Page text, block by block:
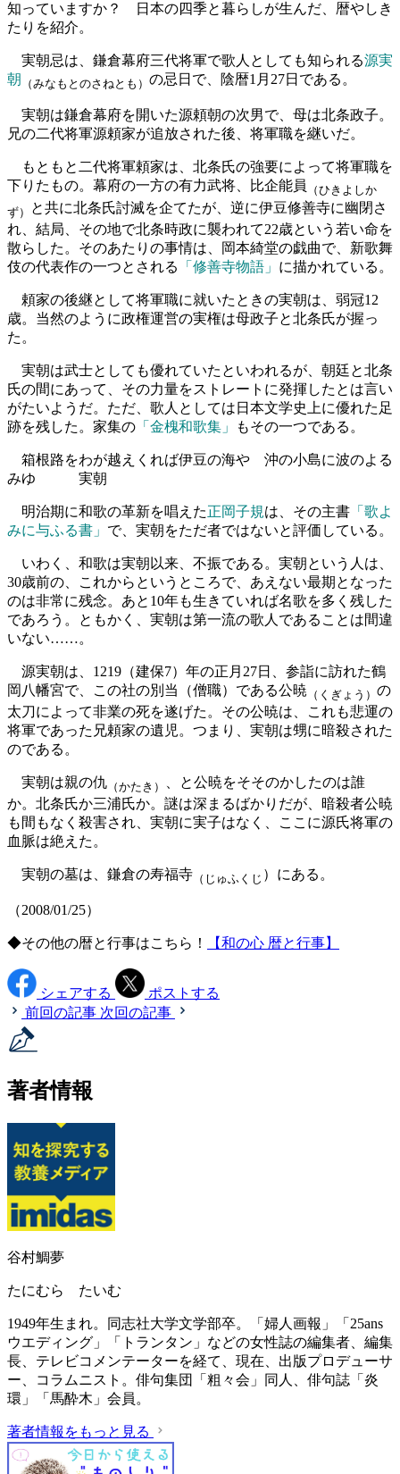
知っていますか？ 日本の四季と暮らしが生んだ、暦やしき
たりを紹介。
実朝忌は、鎌倉幕府三代将軍で歌人としても知られる源実
朝 （みなもとのさねとも） の忌日で、陰暦1月27日である。
実朝は鎌倉幕府を開いた源頼朝の次男で、母は北条政子。
兄の二代将軍源頼家が追放された後、将軍職を継いだ。
もともと二代将軍頼家は、北条氏の強要によって将軍職を
下りたもの。幕府の一方の有力武将、比企能員
（ひきよしか
ず）
と共に北条氏討滅を企てたが、逆に伊豆修善寺に幽閉さ
れ、結局、その地で北条時政に襲われて22歳という若い命を
散らした。そのあたりの事情は、岡本綺堂の戯曲で、新歌舞
伎の代表作の一つとされる
「修善寺物語」 に描かれている。
頼家の後継として将軍職に就いたときの実朝は、弱冠12
歳。当然のように政権運営の実権は母政子と北条氏が握っ
た。
実朝は武士としても優れていたといわれるが、朝廷と北条
氏の間にあって、その力量をストレートに発揮したとは言い
がたいようだ。ただ、歌人としては日本文学史上に優れた足
跡を残した。家集の 「金槐和歌集」 もその一つである。
箱根路をわが越えくれば伊豆の海や 沖の小島に波のよる
みゆ 実朝
明治期に和歌の革新を唱えた正岡子規は、その主書 「歌よ
みに与ふる書」 で、実朝をただ者ではないと評価している。
いわく、和歌は実朝以来、不振である。実朝という人は、
30歳前の、これからというところで、あえない最期となった
のは非常に残念。あと10年も生きていれば名歌を多く残した
であろう。ともかく、実朝は第一流の歌人であることは間違
いない……。
源実朝は、1219（建保7）年の正月27日、参詣に訪れた鶴
岡八幡宮で、この社の別当（僧職）である公暁 （くぎょう） の
太刀によって非業の死を遂げた。その公暁は、これも悲運の
将軍であった兄頼家の遺児。つまり、実朝は甥に暗殺された
のである。
実朝は親の仇 （かたき）
、と公暁をそそのかしたのは誰
か。北条氏か三浦氏か。謎は深まるばかりだが、暗殺者公暁
も間もなく殺害され、実朝に実子はなく、ここに源氏将軍の
血脈は絶えた。
実朝の墓は、鎌倉の寿福寺 （じゅふくじ ）にある。
（2008/01/25）
◆その他の暦と行事はこちら！ 【和の心 暦と行事】
シェアする
ポストする
前回の記事 次回の記事
著者情報
谷村鯛夢
たにむら たいむ
1949年生まれ。同志社大学文学部卒。「婦人画報」「25ans
ウエディング」「トランタン」などの女性誌の編集者、編集
長、テレビコメンテーターを経て、現在、出版プロデューサ
ー、コラムニスト。俳句集団「粗々会」同人、俳句誌「炎
環」「馬酔木」会員。
著者情報をもっと見る